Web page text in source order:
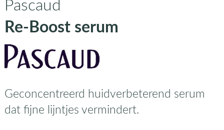
Pascaud
Re-Boost serum
Geconcentreerd huidverbeterend serum
dat fijne lijntjes vermindert.